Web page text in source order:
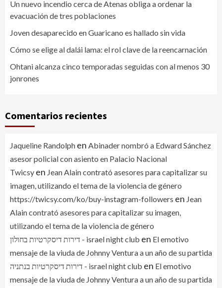
Un nuevo incendio cerca de Atenas obliga a ordenar la
evacuación de tres poblaciones
Joven desaparecido en Guaricano es hallado sin vida
Cómo se elige al dalái lama: el rol clave de la reencarnación
Ohtani alcanza cinco temporadas seguidas con al menos 30
jonrones
Comentarios recientes
Jaqueline Randolph en Abinader nombró a Edward Sánchez
asesor policial con asiento en Palacio Nacional
Twicsy en Jean Alain contrató asesores para capitalizar su
imagen, utilizando el tema de la violencia de género
https://twicsy.com/ko/buy-instagram-followers en Jean
Alain contrató asesores para capitalizar su imagen,
utilizando el tema de la violencia de género
דירות דיסקרטיות בחולון - israel night club en El emotivo
mensaje de la viuda de Johnny Ventura a un año de su partida
דירות דיסקרטיות בנתניה - israel night club en El emotivo
mensaje de la viuda de Johnny Ventura a un año de su partida